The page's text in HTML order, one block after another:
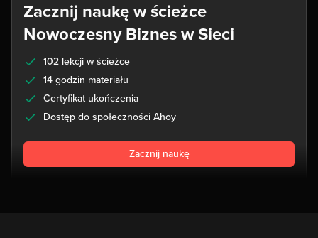
Zacznij naukę w ścieżce
Nowoczesny Biznes w Sieci
102 lekcji w ścieżce
14 godzin materiału
Certyfikat ukończenia
Dostęp do społeczności Ahoy
Zacznij naukę